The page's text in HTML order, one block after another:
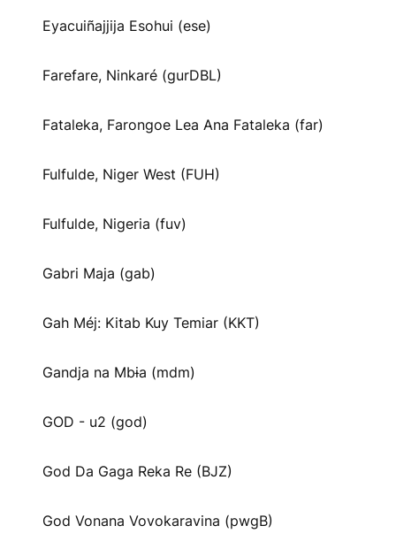
Eyacuiñajjija Esohui (ese)
Farefare, Ninkaré (gurDBL)
Fataleka, Farongoe Lea Ana Fataleka (far)
Fulfulde, Niger West (FUH)
Fulfulde, Nigeria (fuv)
Gabri Maja (gab)
Gah Méj: Kitab Kuy Temiar (KKT)
Gandja na Mbɨa (mdm)
GOD - u2 (god)
God Da Gaga Reka Re (BJZ)
God Vonana Vovokaravina (pwgB)